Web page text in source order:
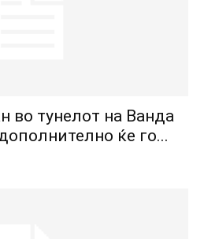
во тунелот на Ванда
ќе го...